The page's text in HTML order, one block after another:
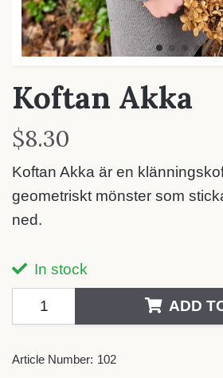
Koftan Akka
$8.30
Koftan Akka är en
geometriskt mönster som
ned.
In stock
ADD
Article Number: 102